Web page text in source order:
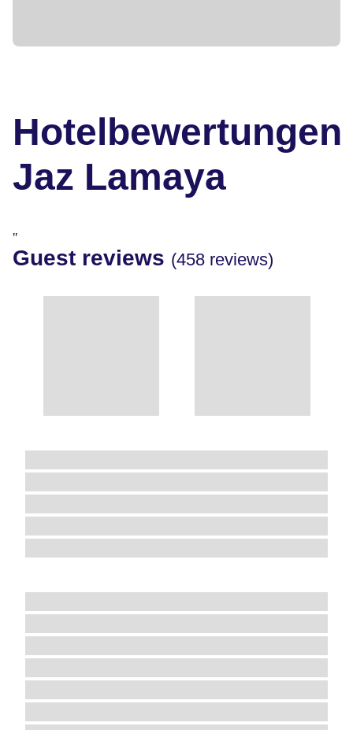
Hotelbewertungen
Jaz Lamaya
"
Guest reviews (458 reviews)